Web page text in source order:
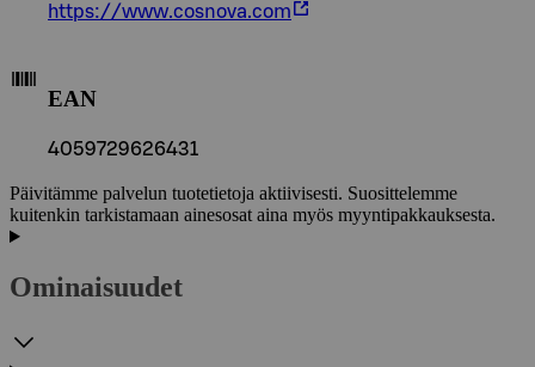
https://www.cosnova.com
EAN
4059729626431
Päivitämme palvelun tuotetietoja aktiivisesti. Suosittelemme
kuitenkin tarkistamaan ainesosat aina myös myyntipakkauksesta.
Ominaisuudet